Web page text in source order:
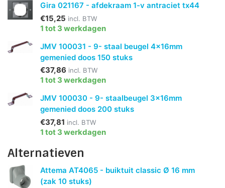
Gira 021167 - afdekraam 1-v antraciet tx44
€15,25 incl. BTW
1 tot 3 werkdagen
JMV 100031 - 9- staal beugel 4x16mm
gemenied doos 150 stuks
€37,86 incl. BTW
1 tot 3 werkdagen
JMV 100030 - 9- staalbeugel 3x16mm
gemenied doos 200 stuks
€37,81 incl. BTW
1 tot 3 werkdagen
Alternatieven
Attema AT4065 - buiktuit classic Ø 16 mm
(zak 10 stuks)